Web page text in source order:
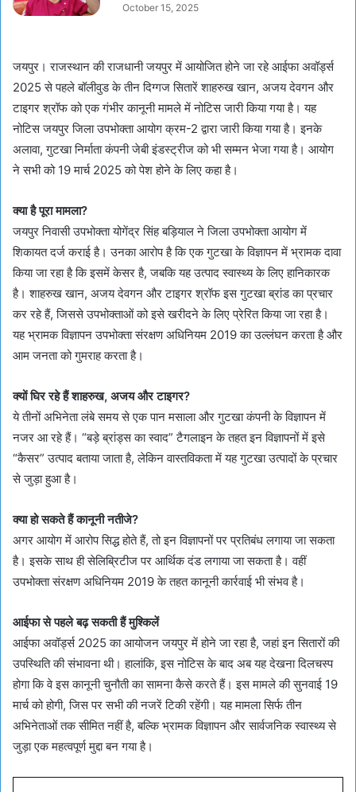
October 15, 2025
जयपुर। राजस्थान की राजधानी जयपुर में आयोजित होने जा रहे आईफा अवॉर्ड्स
2025 से पहले बॉलीवुड के तीन दिग्गज सितारें शाहरुख खान, अजय देवगन और
टाइगर श्रॉफ को एक गंभीर कानूनी मामले में नोटिस जारी किया गया है। यह
नोटिस जयपुर जिला उपभोक्ता आयोग क्रम-2 द्वारा जारी किया गया है। इनके
अलावा, गुटखा निर्माता कंपनी जेबी इंडस्ट्रीज को भी सम्मन भेजा गया है। आयोग
ने सभी को 19 मार्च 2025 को पेश होने के लिए कहा है।
क्या है पूरा मामला?
जयपुर निवासी उपभोक्ता योगेंद्र सिंह बड़ियाल ने जिला उपभोक्ता आयोग में
शिकायत दर्ज कराई है। उनका आरोप है कि एक गुटखा के विज्ञापन में भ्रामक दावा
किया जा रहा है कि इसमें केसर है, जबकि यह उत्पाद स्वास्थ्य के लिए हानिकारक
है। शाहरुख खान, अजय देवगन और टाइगर श्रॉफ इस गुटखा ब्रांड का प्रचार
कर रहे हैं, जिससे उपभोक्ताओं को इसे खरीदने के लिए प्रेरित किया जा रहा है।
यह भ्रामक विज्ञापन उपभोक्ता संरक्षण अधिनियम 2019 का उल्लंघन करता है और
आम जनता को गुमराह करता है।
क्यों घिर रहे हैं शाहरुख, अजय और टाइगर?
ये तीनों अभिनेता लंबे समय से एक पान मसाला और गुटखा कंपनी के विज्ञापन में
नजर आ रहे हैं। “बड़े ब्रांड्स का स्वाद” टैगलाइन के तहत इन विज्ञापनों में इसे
“कैसर” उत्पाद बताया जाता है, लेकिन वास्तविकता में यह गुटखा उत्पादों के प्रचार
से जुड़ा हुआ है।
क्या हो सकते हैं कानूनी नतीजे?
अगर आयोग में आरोप सिद्ध होते हैं, तो इन विज्ञापनों पर प्रतिबंध लगाया जा सकता
है। इसके साथ ही सेलिब्रिटीज पर आर्थिक दंड लगाया जा सकता है। वहीं
उपभोक्ता संरक्षण अधिनियम 2019 के तहत कानूनी कार्रवाई भी संभव है।
आईफा से पहले बढ़ सकती हैं मुश्किलें
आईफा अवॉर्ड्स 2025 का आयोजन जयपुर में होने जा रहा है, जहां इन सितारों की
उपस्थिति की संभावना थी। हालांकि, इस नोटिस के बाद अब यह देखना दिलचस्प
होगा कि वे इस कानूनी चुनौती का सामना कैसे करते हैं। इस मामले की सुनवाई 19
मार्च को होगी, जिस पर सभी की नजरें टिकी रहेंगी। यह मामला सिर्फ तीन
अभिनेताओं तक सीमित नहीं है, बल्कि भ्रामक विज्ञापन और सार्वजनिक स्वास्थ्य से
जुड़ा एक महत्वपूर्ण मुद्दा बन गया है।